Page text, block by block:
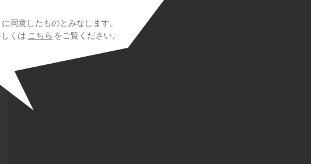
に同意したものとみなします。
くは こちら をご覧ください。